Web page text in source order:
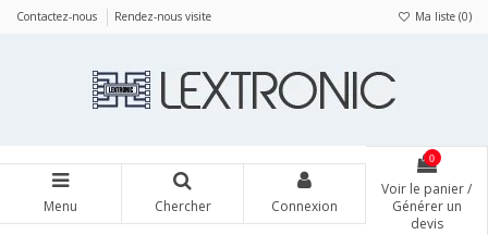
Contactez-nous Rendez-nous visite Ma liste (0)
Menu Chercher Connexion
0
Voir le panier /
Générer un
devis
Panneau de gestion des cookies